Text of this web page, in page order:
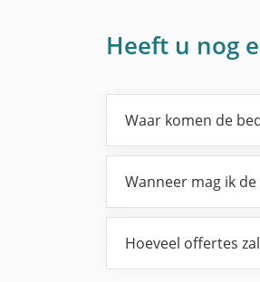
Heeft u nog
Waar komen de
Wanneer mag ik
Hoeveel offertes